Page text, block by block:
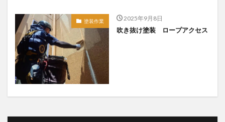
塗装作業 2025年9月8日
吹き抜け塗装 ロープアクセス